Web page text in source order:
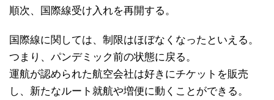
順次、国際線受け入れを再開する。
国際線に関しては、制限はほぼなくなったといえる。
つまり、パンデミック前の状態に戻る。
運航が認められた航空会社は好きにチケットを販売
し、新たなルート就航や増便に動くことができる。